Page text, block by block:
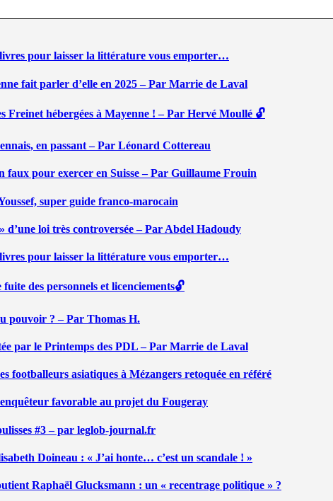
livres pour laisser la littérature vous emporter…
fait parler d’elle en 2025 – Par Marrie de Laval
Freinet hébergées à Mayenne ! – Par Hervé Moullé 🔓
en passant – Par Léonard Cottereau
faux pour exercer en Suisse – Par Guillaume Frouin
super guide franco-marocain
d’une loi très controversée – Par Abdel Hadoudy
livres pour laisser la littérature vous emporter…
des personnels et licenciements🔓
pouvoir ? – Par Thomas H.
par le Printemps des PDL – Par Marrie de Laval
footballeurs asiatiques à Mézangers retoquée en référé
favorable au projet du Fougeray
#3 – par leglob-journal.fr
Doineau : « J’ai honte… c’est un scandale ! »
Raphaël Glucksmann : un « recentrage politique » ?